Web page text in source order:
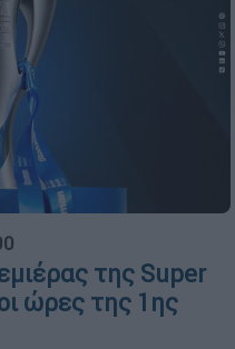
της Super
ώρες της 1ης